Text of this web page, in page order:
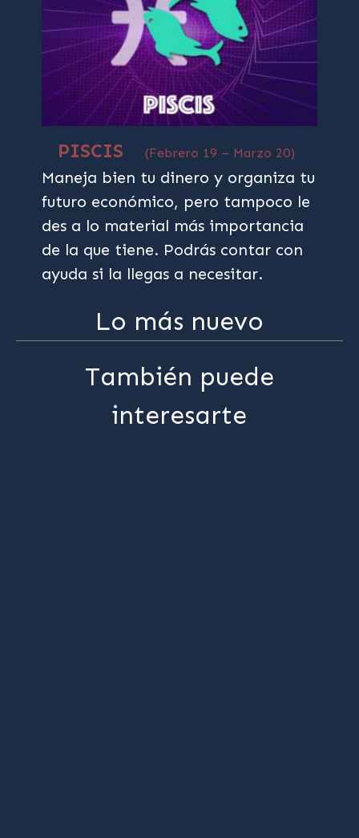
PISCIS (Febrero 19 – Marzo 20)
Maneja bien tu dinero y organiza tu
futuro económico, pero tampoco le
des a lo material más importancia
de la que tiene. Podrás contar con
ayuda si la llegas a necesitar.
Lo más nuevo
También puede
interesarte